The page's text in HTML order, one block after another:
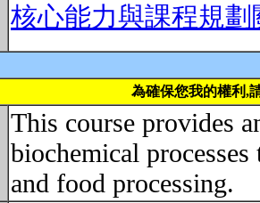
核心能力與課程規劃
為確保您我的權利,
This course provides
biochemical
and food processing.